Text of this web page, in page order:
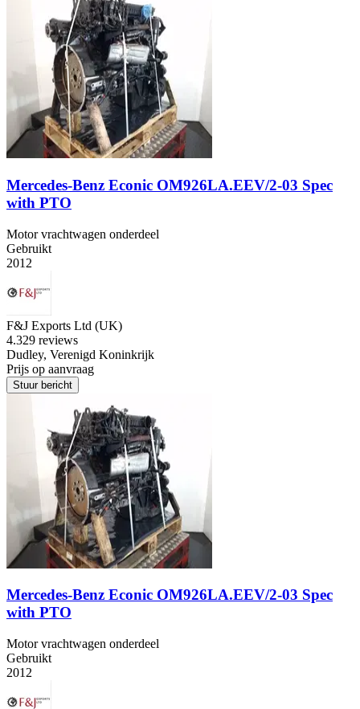
Mercedes-Benz Econic OM926LA.EEV/2-03 Spec
with PTO
Motor vrachtwagen onderdeel
Gebruikt
2012
F&J Exports Ltd (UK)
4.329 reviews
Dudley, Verenigd Koninkrijk
Prijs op aanvraag
Stuur bericht
Mercedes-Benz Econic OM926LA.EEV/2-03 Spec
with PTO
Motor vrachtwagen onderdeel
Gebruikt
2012